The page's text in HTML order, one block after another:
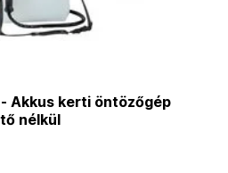
Akkus kerti öntözőgép
nélkül